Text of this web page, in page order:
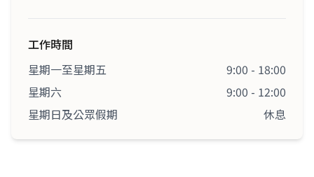
工作時間
星期一至星期五
9:00 - 18:00
星期六
9:00 - 12:00
星期日及公眾假期
休息